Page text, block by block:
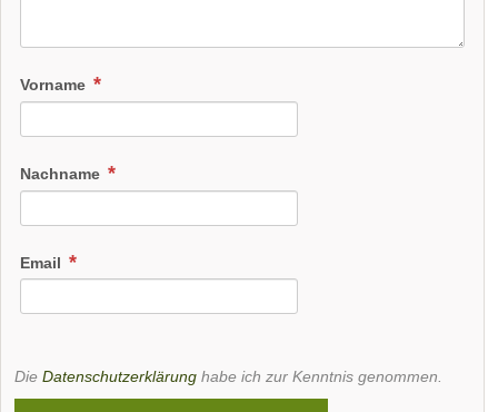
Vorname
Nachname
Email
Die Datenschutzerklärung habe ich zur Kenntnis genommen.